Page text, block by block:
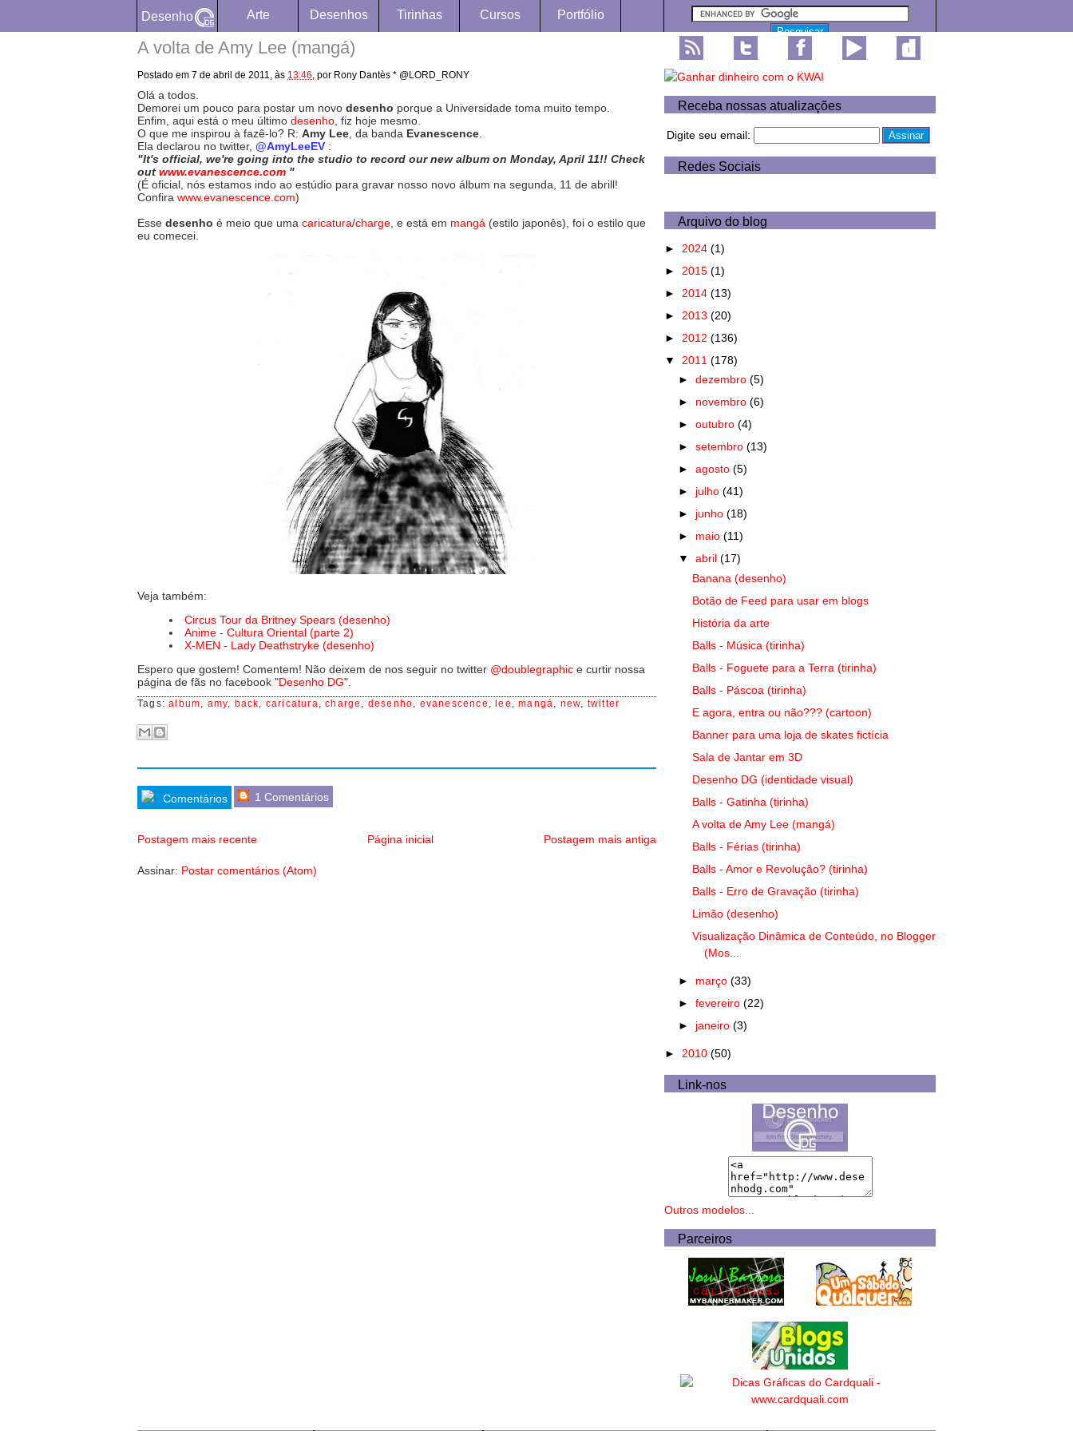
Desenho Arte Desenhos Tirinhas Cursos Portfólio
A volta de Amy Lee (mangá)
Postado em 7 de abril de 2011, às 13:46, por Rony Dantès * @LORD_RONY
Olá a todos.
Demorei um pouco para postar um novo desenho porque a Universidade toma muito tempo.
Enfim, aqui está o meu último desenho , fiz hoje mesmo.
O que me inspirou à fazê-lo? R: Amy Lee , da banda Evanescence
Ela declarou no twitter, @AmyLeeEV :
"It's official, we're going into the studio to record our new album on Monday, April 11!! Check
out www.evanescence.com "
(É oficial, nós estamos indo ao estúdio para gravar nosso novo álbum na segunda, 11 de abrill!
Confira www.evanescence.com)
Esse desenho é meio que uma caricatura/charge , e está em mangá (estilo japonês), foi o estilo que
eu comecei.
Veja também:
Circus Tour da Britney Spears (desenho)
Anime - Cultura Oriental (parte 2)
X-MEN - Lady Deathstryke (desenho)
Espero que gostem! Comentem! Não deixem de nos seguir no twitter @doublegraphic e curtir nossa
página de fãs no facebook "Desenho DG".
Tags:album, amy, back, caricatura,charge , desenho, evanescence , lee ,mangá, new, twitter
Comentários 1 Comentários
Postagem mais recente Postagem mais antiga
Página inicial
Assinar: Postar comentários (Atom)
Receba nossas atualizações
Digite seu email:
Redes Sociais
Arquivo do blog
► 2024 (1)
► 2015 (1)
► 2014 (13)
► 2013 (20)
► 2012 (136)
▼ 2011 (178)
► dezembro (5)
► novembro (6)
► outubro (4)
► setembro (13)
► agosto (5)
► julho (41)
► junho (18)
► maio (11)
▼ abril (17)
Banana (desenho)
Botão de Feed para usar em blogs
História da arte
Balls - Música (tirinha)
Balls - Foguete para a Terra (tirinha)
Balls - Páscoa (tirinha)
E agora, entra ou não??? (cartoon)
Banner para uma loja de skates fictícia
Sala de Jantar em 3D
Desenho DG (identidade visual)
Balls - Gatinha (tirinha)
A volta de Amy Lee (mangá)
Balls - Férias (tirinha)
Balls - Amor e Revolução? (tirinha)
Balls - Erro de Gravação (tirinha)
Limão (desenho)
Visualização Dinâmica de Conteúdo, no Blogger
(Mos...
► março (33)
► fevereiro (22)
► janeiro (3)
► 2010 (50)
Link-nos
Outros modelos...
Parceiros